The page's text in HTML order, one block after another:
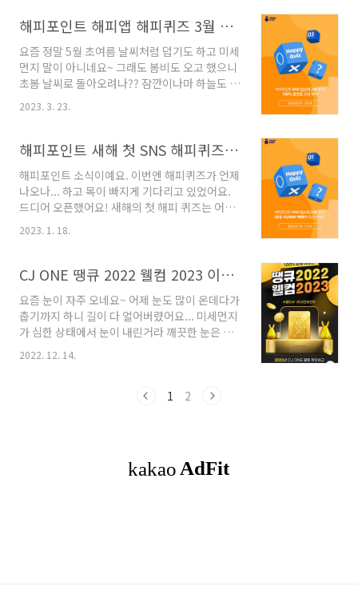
궁금합니다. 4월의 해피포인트의 해피퀴즈가 오
는데요. 기간은 4월 12일부터 4월 18일까지 한
답니다. 다들 많이 참여하고 계시니 많이 아실테
지만 혹시나 모르시는 분들을 위해 참여방법 갑
니다! 첫번째, 해피포인트의 유튜브 채널 구독은
든페이지에서 정답을 입력 후 포인트 혜택을 받..
해피포인트 해피앱 해피퀴즈 3월 22일~28일 정답 포함
요즘 정말 5월 초여름 날씨처럼 덥기도 하고 미세
먼지 말이 아니네요~ 그래도 봄비도 오고 했으니
초봄 날씨로 돌아오려나?? 잠깐이나마 하늘도 깨
끗해진거 같고... 추운 겨울도 갔으니 봄을 만끽해
봐요~~ 3월의 해피포인트 두번째 해피퀴즈가 왔
즈는 인스타그램으로 진행됩니다. 100%포인트
3월 22일부터 3월 28일까지입니다. 해피 퀴즈
참여하는 방법 알려드릴게요. 우선, 해피포인트
의 인스타그램 팔로우는 필수예요. 팔로우를 하
셨다면 (이미지 참고) 해피퀴즈의 버튼을 클릭하
~~ 참여방법을 알았으니 퀴즈를 확인하러 가요..
2023. 3. 23.
해피포인트 새해 첫 SNS 해피퀴즈 1월 18일~24일
해피포인트 소식이예요. 이번엔 해피퀴즈가 언제
나오나... 하고 목이 빠지게 기다리고 있었어요.
드디어 오픈했어요! 새해의 첫 해피 퀴즈는 어떤
건지 궁금했는데요~ 어서 가봐요~~~~~~~~~ 새
해의 첫 퀴즈인 해피 퀴즈는 어떤 SNS에서 나오
을 통해서 퀴즈가 오픈됐네요! 최대 1만 포인트
혜택에 도전해봐요! 기간은 23년 1월 18일부터
1월 24일까지입니다. 참여방법을 소개할게요.
첫번째, 해피포인트의 인스타그램 팔로우 꾸욱
해주세요! 두번째, 인스타그램의 스토리에서 퀴
즈 & 정답 입력 페이지에서 확인해주세요. 세번
램으로 go! 2023년의 첫 번째 해피퀴즈입니다!
2023. 1. 18.
CJ ONE 땡큐 2022 웰컴 2023 이벤트 12월 12일~12월 29일
요즘 눈이 자주 오네요~ 어제 눈도 많이 온데다가
춥기까지 하니 길이 다 얼어버렸어요... 미세먼지
가 심한 상태에서 눈이 내린거라 깨끗한 눈은 아
이 와서 애들은 신나지만 어른들은 얼어붙은 도
요~ CJ ONE에서 100% 당첨 이벤트 소식이 있
100% 당첨되는 이벤트의 기간은 12월 12일 부
터 12월 29일까지 입니다. 2022년 CJ ONE 활동
2022. 12. 14.
1 2